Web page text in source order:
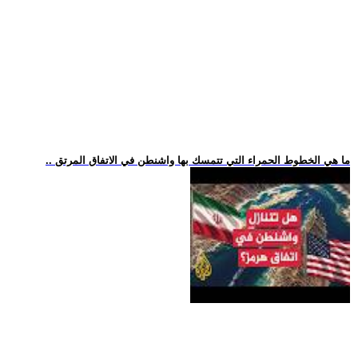
.. ما هي الخطوط الحمراء التي تتمسك بها واشنطن في الاتفاق المرتق